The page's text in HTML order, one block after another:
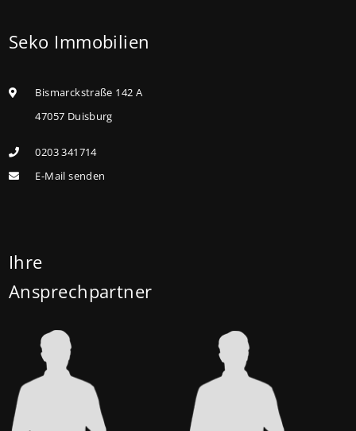
kaufen, die sie selbst bewohnen und sanieren,
höheren Kreditbetrag bei der KfW beantragen. Für
Familien mit einem Kind steigt der
Euro, für Familien mit zwei Kindern auf 160.000 Euro
(vorher: 125.000 Euro) und für Familien mit drei und
Heute liegt der Zinssatz für ein Darlehen mit 35
Prozent effektiv. (mehr …)
Seko Immobilien
Bismarckstraße 142 A
47057 Duisburg
0203 341714
E-Mail senden
Ihre
Ansprechpartner